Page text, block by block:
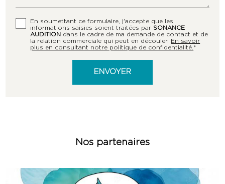
En soumettant ce formulaire, j'accepte que les
informations saisies soient traitées par SONANCE
AUDITION dans le cadre de ma demande de contact et de
la relation commerciale qui peut en découler. En savoir
plus en consultant notre politique de confidentialité. *
Nos partenaires